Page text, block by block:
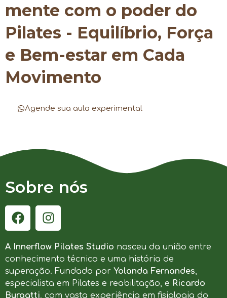
mente com o poder do
Pilates - Equilíbrio, Força
e Bem-estar em Cada
Movimento
Agende sua aula experimental
Sobre nós
A Innerflow Pilates Studio nasceu da união entre
conhecimento técnico e uma história de
superação. Fundado por Yolanda Fernandes,
especialista em Pilates e reabilitação, e Ricardo
Burgatti, com vasta experiência em fisiologia do